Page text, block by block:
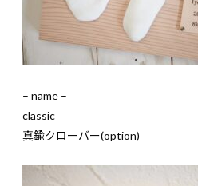
– name –
classic
真鍮クローバー(option)